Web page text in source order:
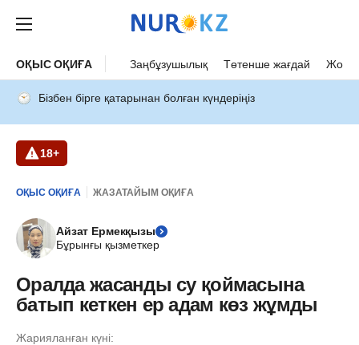
ОҚЫС ОҚИҒА Заңбұзушылық Төтенше жағдай Жол
Бізбен бірге қатарынан болған күндеріңіз
18+
ОҚЫС ОҚИҒА ЖАЗАТАЙЫМ ОҚИҒА
Айзат Ермекқызы
Бұрынғы қызметкер
Оралда жасанды су қоймасына
батып кеткен ер адам көз жұмды
Жарияланған күні: